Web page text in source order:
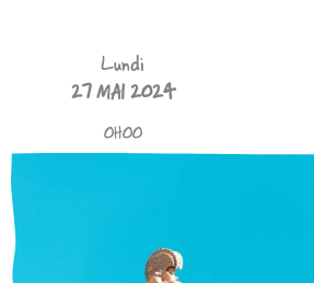
Lundi
27 MAI 2024
0H00